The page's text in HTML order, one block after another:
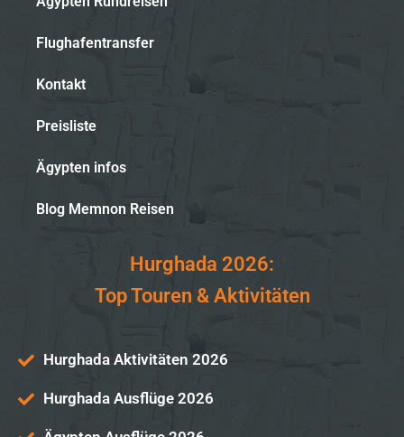
Flughafentransfer
Kontakt
Preisliste
Ägypten infos
Blog Memnon Reisen
Hurghada 2026:
Top Touren & Aktivitäten
Hurghada Aktivitäten 2026
Hurghada Ausflüge 2026